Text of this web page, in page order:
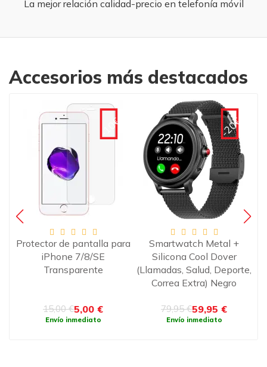
La mejor relación calidad-precio en telefonía móvil
Accesorios más destacados
-10€
Protector de pantalla para
iPhone 7/8/SE
Transparente
15,00 €5,00 €
Envío inmediato
-20€
Smartwatch Metal +
Silicona Cool Dover
(Llamadas, Salud, Deporte,
Correa Extra) Negro
79,95 €59,95 €
Envío inmediato